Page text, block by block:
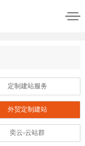
定制建站服务
外贸定制建站
奕云-云站群